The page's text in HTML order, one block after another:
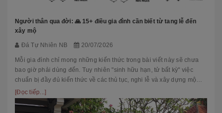
Người thân qua đời: 🙏 15+ điều gia đình cần biết từ tang lễ đến
xây mộ
Đá Tự Nhiên NB 20/07/2026
Mỗi gia đình chỉ mong những kiến thức trong bài viết này sẽ chưa
bao giờ phải dùng đến. Tuy nhiên "sinh hữu hạn, tử bất kỳ" việc
chuẩn bị đầy đủ kiến thức về các thủ tục, nghi lễ và xây dựng mộ
phầ...
[Đọc tiếp...]